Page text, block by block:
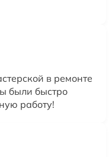
в ремонте
были быстро
работу!